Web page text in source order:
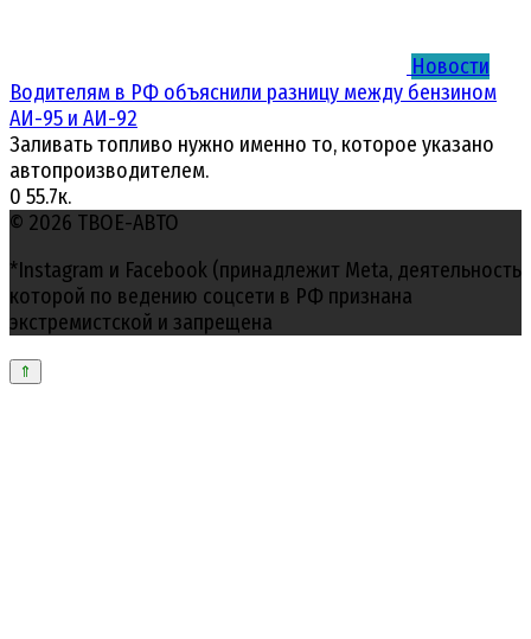
Новости
Водителям в РФ объяснили разницу между бензином
АИ-95 и АИ-92
Заливать топливо нужно именно то, которое указано
автопроизводителем.
0 55.7к.
© 2026 ТВОЕ-АВТО
*Instagram и Facebook (принадлежит Meta, деятельность
которой по ведению соцсети в РФ признана
экстремистской и запрещена